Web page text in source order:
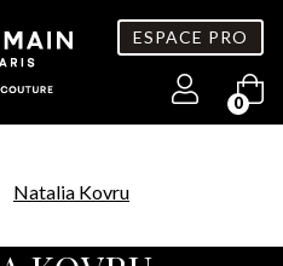
ESPACE PRO
0
Natalia Kovru